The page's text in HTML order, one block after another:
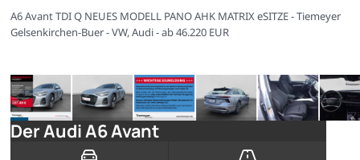
A6 Avant TDI Q NEUES MODELL PANO AHK MATRIX eSITZE - Tiemeyer
Gelsenkirchen-Buer - VW, Audi - ab 46.220 EUR
Der Audi A6 Avant